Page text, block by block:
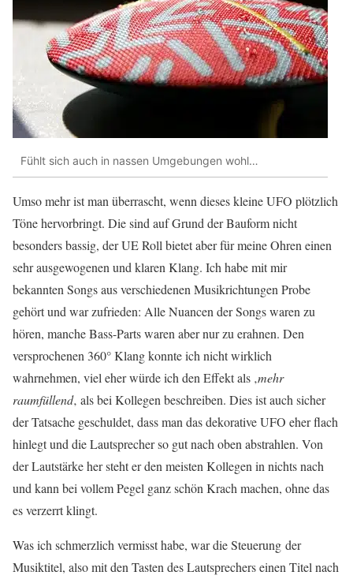
Fühlt sich auch in nassen Umgebungen wohl…
Umso mehr ist man überrascht, wenn dieses kleine UFO plötzlich
Töne hervorbringt. Die sind auf Grund der Bauform nicht
besonders bassig, der UE Roll bietet aber für meine Ohren einen
sehr ausgewogenen und klaren Klang. Ich habe mit mir
bekannten Songs aus verschiedenen Musikrichtungen Probe
gehört und war zufrieden: Alle Nuancen der Songs waren zu
hören, manche Bass-Parts waren aber nur zu erahnen. Den
versprochenen 360° Klang konnte ich nicht wirklich
wahrnehmen, viel eher würde ich den Effekt als ‚mehr
raumfüllend‚ als bei Kollegen beschreiben. Dies ist auch sicher
der Tatsache geschuldet, dass man das dekorative UFO eher flach
hinlegt und die Lautsprecher so gut nach oben abstrahlen. Von
der Lautstärke her steht er den meisten Kollegen in nichts nach
und kann bei vollem Pegel ganz schön Krach machen, ohne das
es verzerrt klingt.
Was ich schmerzlich vermisst habe, war die Steuerung der
Musiktitel, also mit den Tasten des Lautsprechers einen Titel nach